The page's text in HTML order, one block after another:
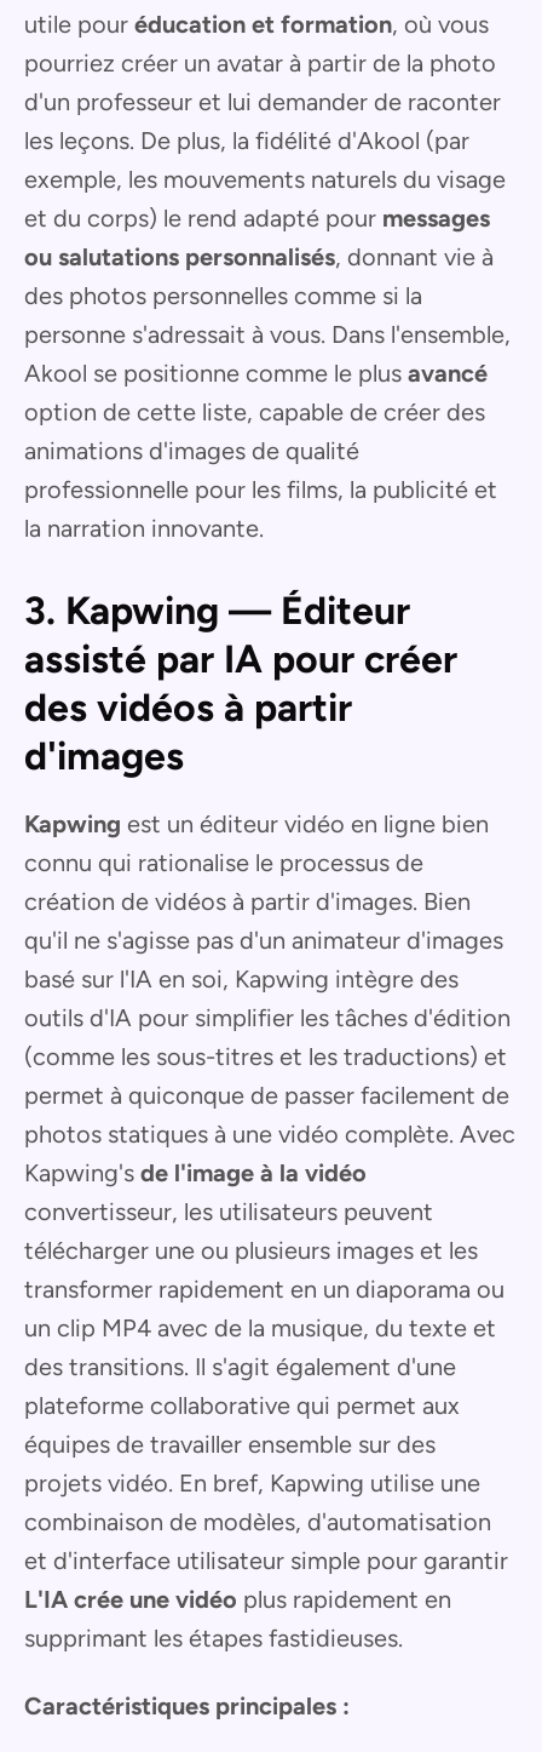
utile pour éducation et formation, où vous
pourriez créer un avatar à partir de la photo
d'un professeur et lui demander de raconter
les leçons. De plus, la fidélité d'Akool (par
exemple, les mouvements naturels du visage
et du corps) le rend adapté pour messages
ou salutations personnalisés, donnant vie à
des photos personnelles comme si la
personne s'adressait à vous. Dans l'ensemble,
Akool se positionne comme le plus avancé
option de cette liste, capable de créer des
animations d'images de qualité
professionnelle pour les films, la publicité et
la narration innovante.
3. Kapwing — Éditeur
assisté par IA pour créer
des vidéos à partir
d'images
Kapwing est un éditeur vidéo en ligne bien
connu qui rationalise le processus de
création de vidéos à partir d'images. Bien
qu'il ne s'agisse pas d'un animateur d'images
basé sur l'IA en soi, Kapwing intègre des
outils d'IA pour simplifier les tâches d'édition
(comme les sous-titres et les traductions) et
permet à quiconque de passer facilement de
photos statiques à une vidéo complète. Avec
Kapwing's de l'image à la vidéo
convertisseur, les utilisateurs peuvent
télécharger une ou plusieurs images et les
transformer rapidement en un diaporama ou
un clip MP4 avec de la musique, du texte et
des transitions. Il s'agit également d'une
plateforme collaborative qui permet aux
équipes de travailler ensemble sur des
projets vidéo. En bref, Kapwing utilise une
combinaison de modèles, d'automatisation
et d'interface utilisateur simple pour garantir
L'IA crée une vidéo plus rapidement en
supprimant les étapes fastidieuses.
Caractéristiques principales :